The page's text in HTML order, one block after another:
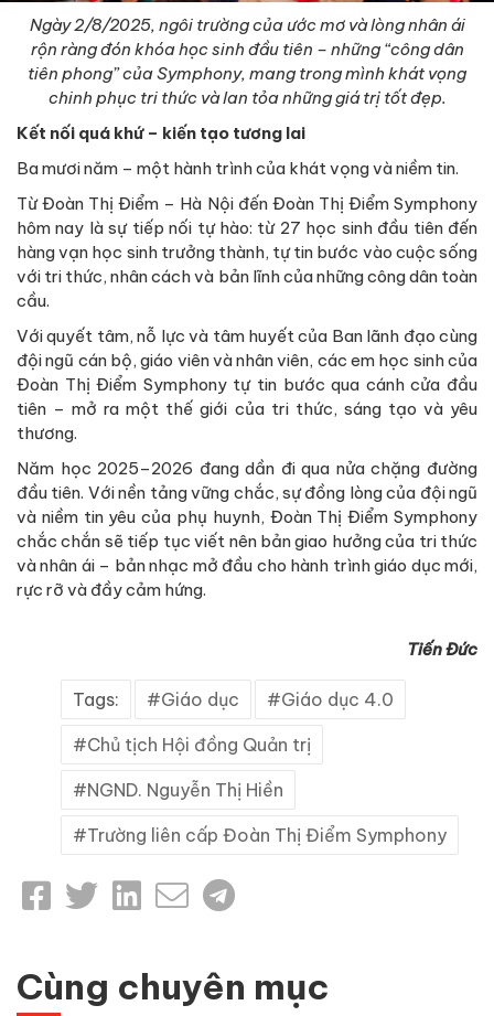
Ngày 2/8/2025, ngôi trường của ước mơ và lòng nhân ái
rộn ràng đón khóa học sinh đầu tiên – những “công dân
tiên phong” của Symphony, mang trong mình khát vọng
chinh phục tri thức và lan tỏa những giá trị tốt đẹp.
Kết nối quá khứ – kiến tạo tương lai
Ba mươi năm – một hành trình của khát vọng và niềm tin.
Từ Đoàn Thị Điểm – Hà Nội đến Đoàn Thị Điểm Symphony
hôm nay là sự tiếp nối tự hào: từ 27 học sinh đầu tiên đến
hàng vạn học sinh trưởng thành, tự tin bước vào cuộc sống
với tri thức, nhân cách và bản lĩnh của những công dân toàn
cầu.
Với quyết tâm, nỗ lực và tâm huyết của Ban lãnh đạo cùng
đội ngũ cán bộ, giáo viên và nhân viên, các em học sinh của
Đoàn Thị Điểm Symphony tự tin bước qua cánh cửa đầu
tiên – mở ra một thế giới của tri thức, sáng tạo và yêu
thương.
Năm học 2025–2026 đang dần đi qua nửa chặng đường
đầu tiên. Với nền tảng vững chắc, sự đồng lòng của đội ngũ
và niềm tin yêu của phụ huynh, Đoàn Thị Điểm Symphony
chắc chắn sẽ tiếp tục viết nên bản giao hưởng của tri thức
và nhân ái – bản nhạc mở đầu cho hành trình giáo dục mới,
rực rỡ và đầy cảm hứng.
Tiến Đức
Tags: Giáo dục Giáo dục 4.0
Chủ tịch Hội đồng Quản trị
NGND. Nguyễn Thị Hiền
Trường liên cấp Đoàn Thị Điểm Symphony
Cùng chuyên mục